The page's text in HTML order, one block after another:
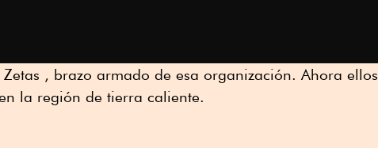
Zetas , brazo armado de esa organización. Ahora ellos
la región de tierra caliente.